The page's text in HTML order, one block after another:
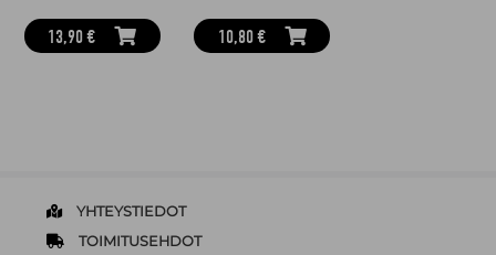
13,90 € 10,80 €
YHTEYSTIEDOT
TOIMITUSEHDOT